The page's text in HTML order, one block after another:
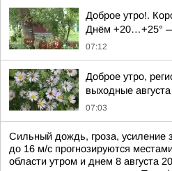
Доброе утро!.
Днём +20…+25°
07:12
Доброе утро,
выходные августа
07:03
Сильный дождь, гроза, усиление
до 16 м/с прогнозируются
области утром и днем 8 августа